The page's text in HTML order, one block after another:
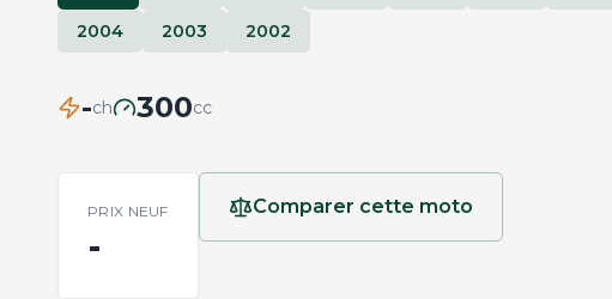
2004
2003 2002
-ch 300cc
PRIX NEUF
-
Comparer cette moto